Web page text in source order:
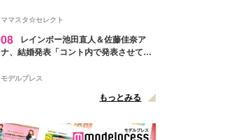
ママスタ☆セレクト
08
レインボー池田直人＆佐藤佳奈ア
ナ、結婚発表「コント内で発表させてい
点変更のため
モデルプレス
もっとみる